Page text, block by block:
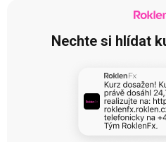
Nechte si hlídat